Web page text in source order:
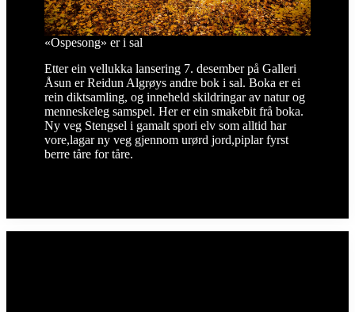
«Ospesong» er i sal
Etter ein vellukka lansering 7. desember på Galleri
Åsun er Reidun Algrøys andre bok i sal. Boka er ei
rein diktsamling, og inneheld skildringar av natur og
menneskeleg samspel. Her er ein smakebit frå boka.
Ny veg Stengsel i gamalt spori elv som alltid har
vore,lagar ny veg gjennom urørd jord,piplar fyrst
berre tåre for tåre.